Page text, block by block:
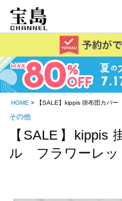
HOME > 【SALE】kippis 掛布団カバ
その他
【SALE】
ル フラワーレッ